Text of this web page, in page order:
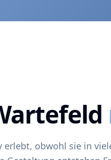
obwohl sie in